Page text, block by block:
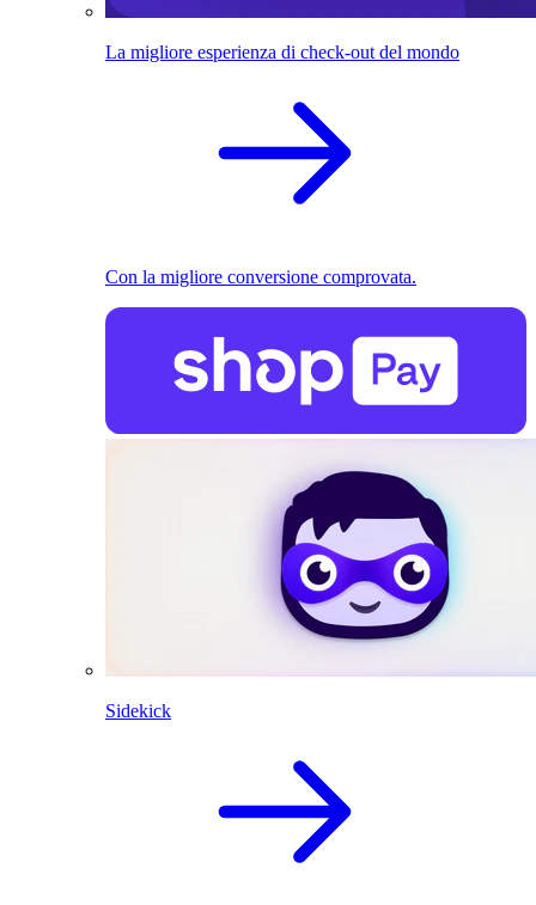
La migliore esperienza di check-out del mondo
Con la migliore conversione comprovata.
Sidekick